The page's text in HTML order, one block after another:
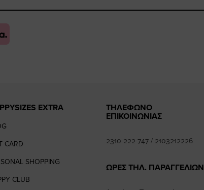
EXTRA
CARD
SHOPPING
CLUB
ΤΗΛΕΦΩΝΟ
ΕΠΙΚΟΙΝΩΝΙΑΣ
2310 222 747 / 2103212226
ΩΡΕΣ ΤΗΛ. ΠΑΡΑΓΓΕΛΙΩΝ